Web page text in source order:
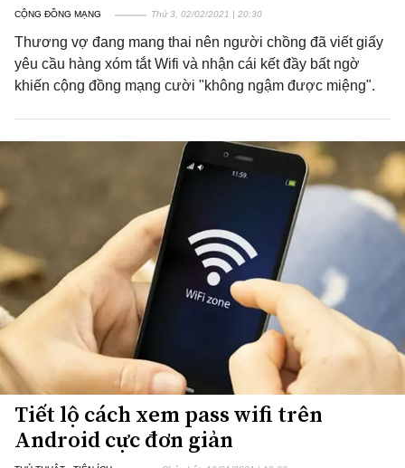
CỘNG ĐỒNG MẠNG Thứ 3, 02/02/2021 | 20:30
Thương vợ đang mang thai nên người chồng đã viết giấy
yêu cầu hàng xóm tắt Wifi và nhận cái kết đầy bất ngờ
khiến cộng đồng mạng cười "không ngậm được miệng".
Tiết lộ cách xem pass wifi trên
Android cực đơn giản